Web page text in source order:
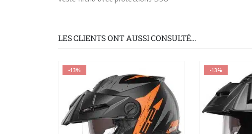
LES CLIENTS ONT AUSSI CONSULTÉ…
-13% -13%